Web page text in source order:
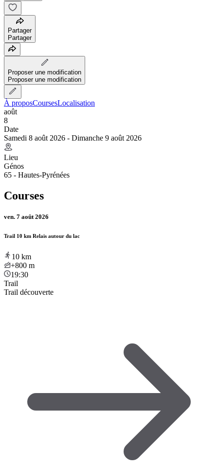
Partager
Partager
Proposer une modification
Proposer une modification
À proposCoursesLocalisation
août
8
Date
Samedi 8 août 2026 - Dimanche 9 août 2026
Lieu
Génos
65 - Hautes-Pyrénées
Courses
ven. 7 août 2026
Trail 10 km Relais autour du lac
10 km
+800 m
19:30
Trail
Trail découverte